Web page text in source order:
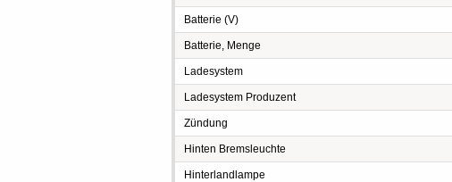
Batterie (V)
Batterie, Menge
Ladesystem
Ladesystem Produzent
Zündung
Hinten Bremsleuchte
Hinterlandlampe